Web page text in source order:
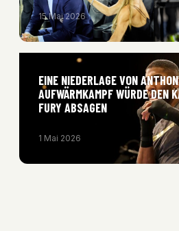
15 Mai 2026
EINE NIEDERLAGE VON
AUFWÄRMKAMPF WÜRDE DEN
FURY ABSAGEN
1 Mai 2026